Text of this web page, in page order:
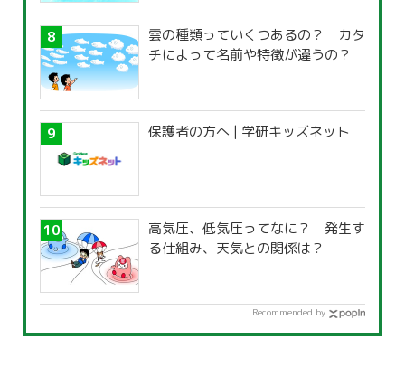
雲の種類っていくつあるの？ カタ
チによって名前や特徴が違うの？
保護者の方へ | 学研キッズネット
高気圧、低気圧ってなに？ 発生す
る仕組み、天気との関係は？
Recommended by